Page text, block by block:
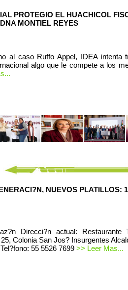
PROTEGIO EL HUACHICOL
MONTIEL REYES
al caso Ruffo Appel, IDEA intenta
algo que le compete a los
NUEVOS PLATILLOS:
Direcci?n actual: Restaurante
Colonia San Jos? Insurgentes
55 5526 7699 >> Leer Mas...